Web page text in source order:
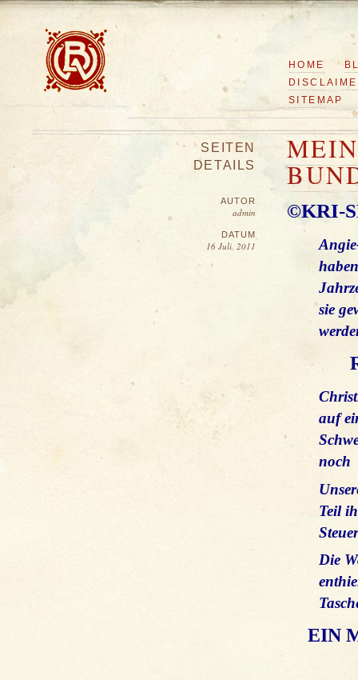
HOME
SITEMAP
SEITEN
DETAILS
AUTOR
admin
DATUM
16 Juli, 2011
©KRI-
sie
auf
noch
Teil
Die
EIN